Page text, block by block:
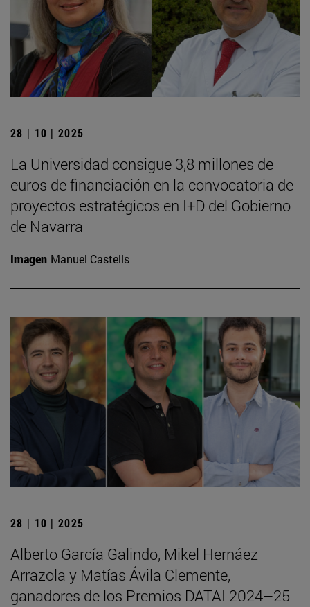
28 | 10 | 2025
La Universidad consigue 3,8 millones de
euros de financiación en la convocatoria de
proyectos estratégicos en I+D del Gobierno
de Navarra
Imagen Manuel Castells
28 | 10 | 2025
Alberto García Galindo, Mikel Hernáez
Arrazola y Matías Ávila Clemente,
ganadores de los Premios DATAI 2024–25